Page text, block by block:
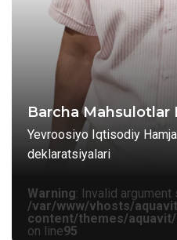
Barcha Mahsulotlar
Yevroosiyo Iqtisodiy
deklaratsiyalari
Warning: Invalid
/var/www/vhosts/
content/themes/aquavit/
on line95